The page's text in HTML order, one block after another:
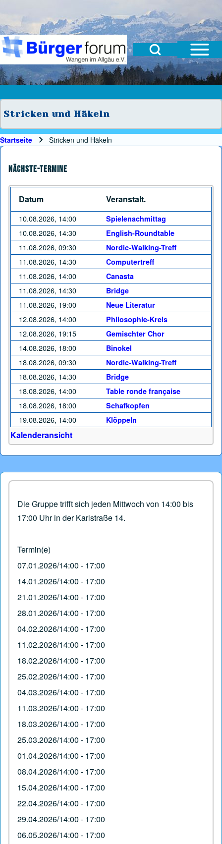
Suche Schließen
Suchformular
Suche
Open Sidebar
Open Search Block
Stricken und Häkeln
Pfadnavigation
Startseite Stricken und Häkeln
Die Gruppe trifft sich jeden Mittwoch von 14:00 bis
17:00 Uhr in der Karlstraße 14.
Termin(e)
07.01.2026/14:00 - 17:00
14.01.2026/14:00 - 17:00
21.01.2026/14:00 - 17:00
28.01.2026/14:00 - 17:00
04.02.2026/14:00 - 17:00
11.02.2026/14:00 - 17:00
18.02.2026/14:00 - 17:00
25.02.2026/14:00 - 17:00
04.03.2026/14:00 - 17:00
11.03.2026/14:00 - 17:00
18.03.2026/14:00 - 17:00
25.03.2026/14:00 - 17:00
01.04.2026/14:00 - 17:00
08.04.2026/14:00 - 17:00
15.04.2026/14:00 - 17:00
22.04.2026/14:00 - 17:00
29.04.2026/14:00 - 17:00
06.05.2026/14:00 - 17:00
Nächste-Termine
Datum Veranstalt.
10.08.2026, 14:00 Spielenachmittag
10.08.2026, 14:30 English-Roundtable
11.08.2026, 09:30 Nordic-Walking-Treff
11.08.2026, 14:30 Computertreff
11.08.2026, 14:00 Canasta
11.08.2026, 14:30 Bridge
11.08.2026, 19:00 Neue Literatur
12.08.2026, 14:00 Philosophie-Kreis
12.08.2026, 19:15 Gemischter Chor
14.08.2026, 18:00 Binokel
18.08.2026, 09:30 Nordic-Walking-Treff
18.08.2026, 14:30 Bridge
18.08.2026, 14:00 Table ronde française
18.08.2026, 18:00 Schafkopfen
19.08.2026, 14:00 Klöppeln
Kalenderansicht